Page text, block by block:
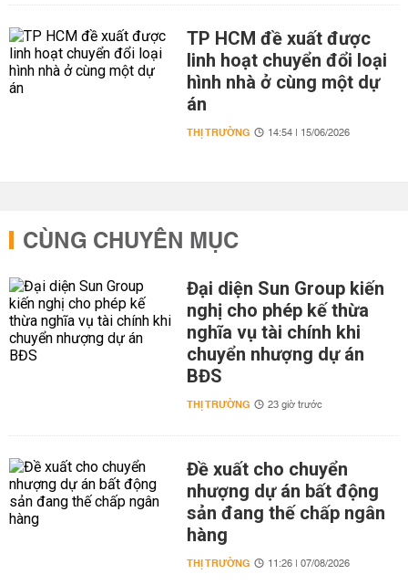
TP HCM đề xuất được
linh hoạt chuyển đổi loại
hình nhà ở cùng một dự
án
THỊ TRƯỜNG 14:54 | 15/06/2026
CÙNG CHUYÊN MỤC
Đại diện Sun Group kiến
nghị cho phép kế thừa
nghĩa vụ tài chính khi
chuyển nhượng dự án
BĐS
THỊ TRƯỜNG 23 giờ trước
Đề xuất cho chuyển
nhượng dự án bất động
sản đang thế chấp ngân
hàng
THỊ TRƯỜNG 11:26 | 07/08/2026